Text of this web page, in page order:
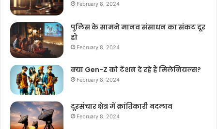
February 8, 2024
पुलिस के सामने मानव संसाधन का संकट दूर
हो
February 8, 2024
क्या Gen-Z को टेंशन दे रहे हैं मिलेनियल्स?
February 8, 2024
दूरसंचार क्षेत्र में क्रांतिकारी बदलाव
February 8, 2024